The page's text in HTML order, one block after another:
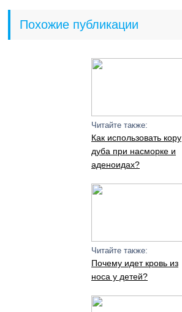
Похожие публикации
Читайте также:
Как использовать кору
дуба при насморке и
аденоидах?
Читайте также:
Почему идет кровь из
носа у детей?